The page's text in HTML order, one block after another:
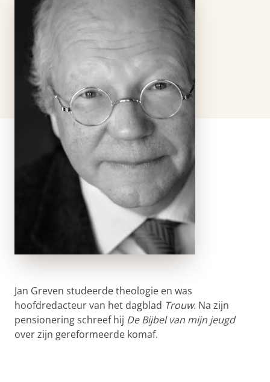
Jan Greven studeerde theologie en was
hoofdredacteur van het dagblad Trouw. Na zijn
pensionering schreef hij De Bijbel van mijn jeugd
over zijn gereformeerde komaf.